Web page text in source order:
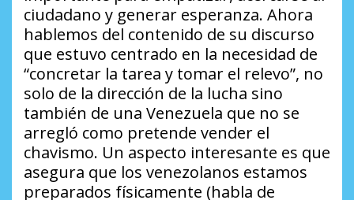
ciudadano y generar esperanza. Ahora
hablemos del contenido de su discurso
que estuvo centrado en la necesidad de
“concretar la tarea y tomar el relevo”, no
solo de la dirección de la lucha sino
también de una Venezuela que no se
arregló como pretende vender el
chavismo. Un aspecto interesante es que
asegura que los venezolanos estamos
preparados físicamente (habla de